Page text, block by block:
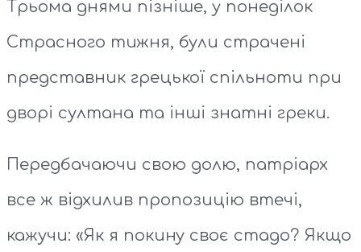
Трьома днями пізніше, у понеділок
Страсного тижня, були страчені
представник грецької спільноти при
дворі султана та інші знатні греки.
Передбачаючи свою долю, патріарх
все ж відхилив пропозицію втечі,
кажучи: «Як я покину своє стадо? Якщо